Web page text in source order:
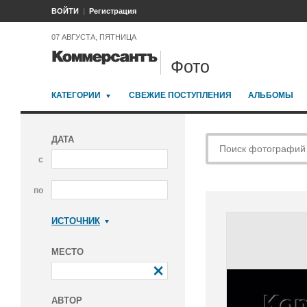
ВОЙТИ Регистрация
07 АВГУСТА, ПЯТНИЦА
Фото
КАТЕГОРИИ СВЕЖИЕ ПОСТУПЛЕНИЯ АЛЬБОМЫ
ДАТА
с
по
ИСТОЧНИК
МЕСТО
АВТОР